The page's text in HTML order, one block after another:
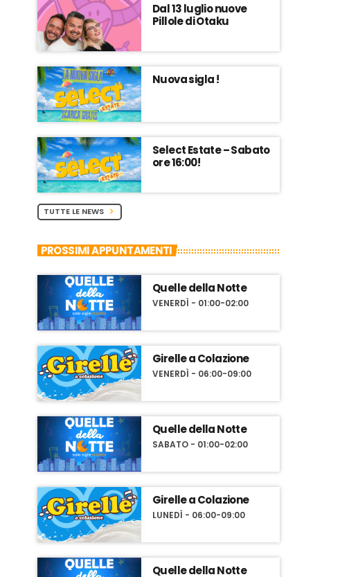
Dal 13 luglio nuove
Pillole di Otaku
Nuova sigla !
Select Estate – Sabato
ore 16:00!
TUTTE LE NEWS chevron_right
PROSSIMI APPUNTAMENTI
Quelle della Notte
VENERDÌ - 01:00-02:00
Girelle a Colazione
VENERDÌ - 06:00-09:00
Quelle della Notte
SABATO - 01:00-02:00
Girelle a Colazione
LUNEDÌ - 06:00-09:00
Quelle della Notte